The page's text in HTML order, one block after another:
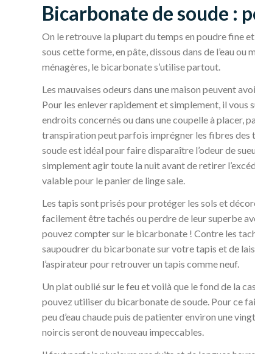
Bicarbonate de soude :
On le retrouve la plupart du temps en poudre fine
sous cette forme, en pâte, dissous dans de l’eau
ménagères, le bicarbonate s’utilise partout.
Les mauvaises odeurs dans une maison peuvent
Pour les enlever rapidement et simplement, il
endroits concernés ou dans une coupelle à placer,
transpiration peut parfois imprégner les fibres des
soude est idéal pour faire disparaître l’odeur de
simplement agir toute la nuit avant de retirer
valable pour le panier de linge sale.
Les tapis sont prisés pour protéger les sols et
facilement être tachés ou perdre de leur superbe
pouvez compter sur le bicarbonate ! Contre les
saupoudrer du bicarbonate sur votre tapis et de
l’aspirateur pour retrouver un tapis comme neuf.
Un plat oublié sur le feu et voilà que le fond de la
pouvez utiliser du bicarbonate de soude. Pour ce
peu d’eau chaude puis de patienter environ une
noircis seront de nouveau impeccables.